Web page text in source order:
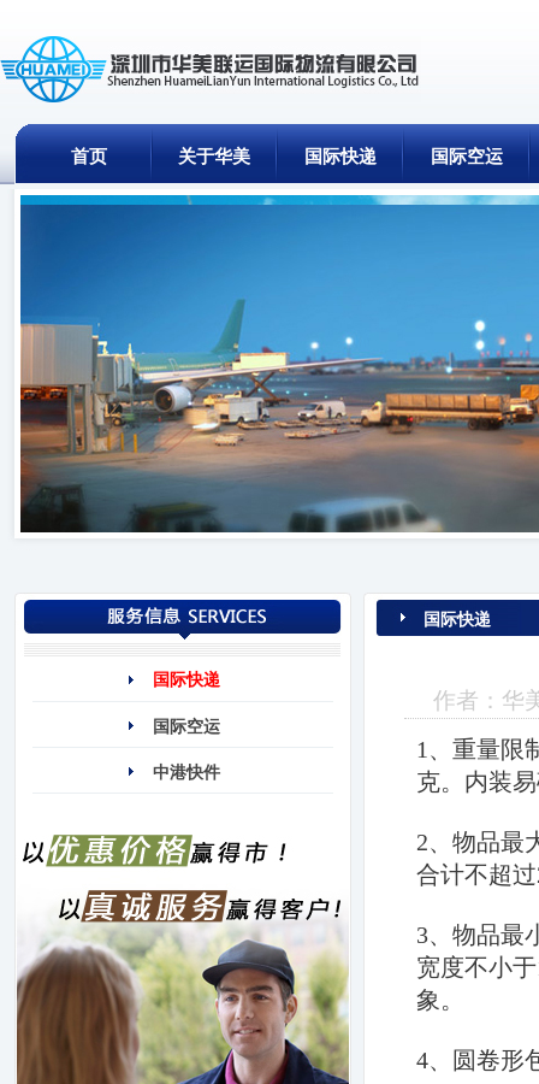
首页 关于华美 国际快递 国际空运
国际快递
国际空运
中港快件
国际快递
作者：
1、重量限
克。内装
2、物品最
合计不超
3、物品最
宽度不小
象。
4、圆卷形